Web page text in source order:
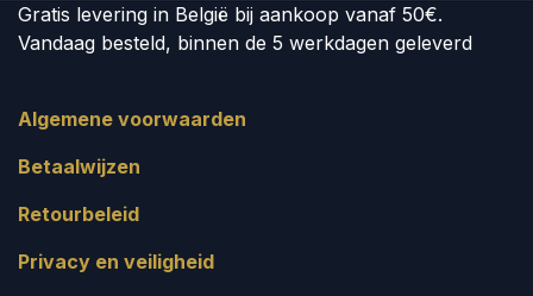
Gratis levering in België bij aankoop vanaf 50€.
Vandaag besteld, binnen de 5 werkdagen geleverd
Algemene voorwaarden
Betaalwijzen
Retourbeleid
Privacy en veiligheid